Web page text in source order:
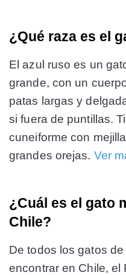
¿Qué raza es el
El azul ruso es un
grande, con un
patas largas y
si fuera de puntillas.
cuneiforme con
grandes orejas. Ver
¿Cuál es el gato
Chile?
De todos los gatos
encontrar en Chile, el